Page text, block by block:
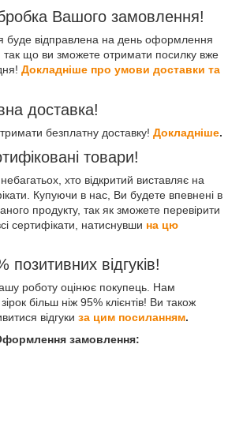
Вашого замовлення!
буде відправлена на день оформлення
що ви зможете отримати посилку вже
Докладніше про умови доставки та
доставка!
безплатну доставку! Докладніше.
товари!
хто відкритий виставляє на
Купуючи в нас, Ви будете впевнені в
продукту, так як зможете перевірити
сертифікати, натиснувши на цю
позитивних відгуків!
роботу оцінює покупець. Нам
більш ніж 95% клієнтів! Ви також
відгуки за цим посиланням.
замовлення: